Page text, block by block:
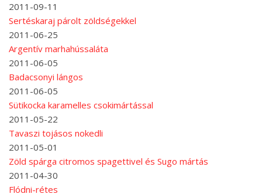
2011-09-11
Sertéskaraj párolt zöldségekkel
2011-06-25
Argentív marhahússaláta
2011-06-05
Badacsonyi lángos
2011-06-05
Sütikocka karamelles csokimártással
2011-05-22
Tavaszi tojásos nokedli
2011-05-01
Zöld spárga citromos spagettivel és Sugo mártás
2011-04-30
Flódni-rétes